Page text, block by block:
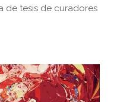
de tesis de curadores